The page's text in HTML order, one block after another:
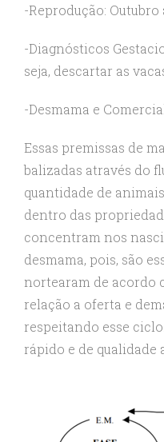
-Reprodução: Outubro
-Diagnósticos
seja, descartar as
-Desmama e
Essas premissas de
balizadas através do
quantidade de
dentro das
concentram nos
desmama, pois, são
nortearam de acordo
relação a oferta e
respeitando esse
rápido e de qualidade